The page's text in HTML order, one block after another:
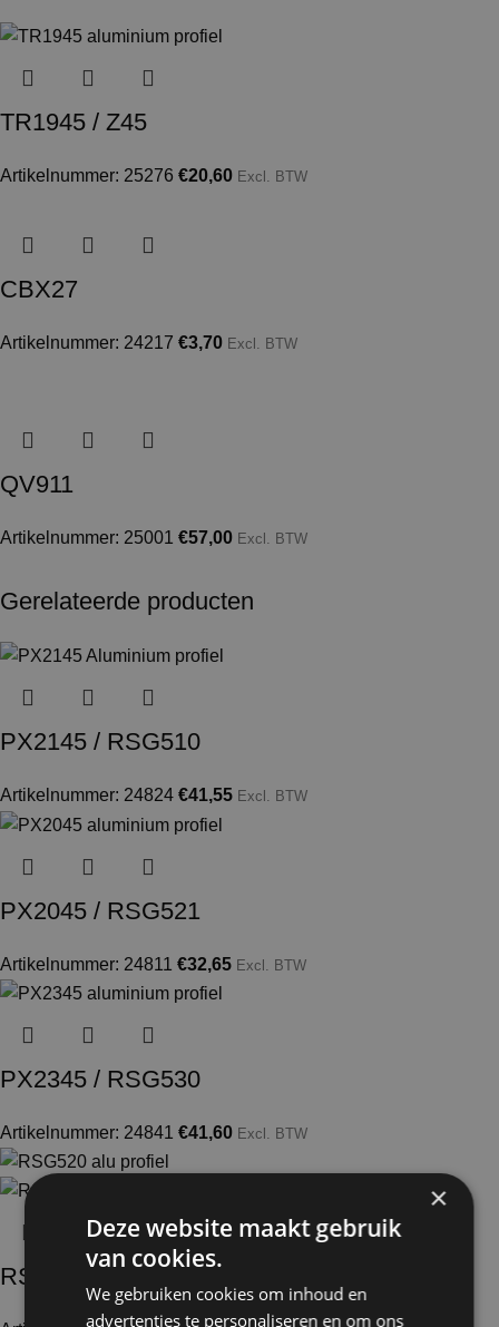
TR1945 / Z45
Artikelnummer: 25276 €20,60 Excl. BTW
CBX27
Artikelnummer: 24217 €3,70 Excl. BTW
QV911
Artikelnummer: 25001 €57,00 Excl. BTW
Gerelateerde producten
PX2145 / RSG510
Artikelnummer: 24824 €41,55 Excl. BTW
PX2045 / RSG521
Artikelnummer: 24811 €32,65 Excl. BTW
PX2345 / RSG530
Artikelnummer: 24841 €41,60 Excl. BTW
RSG520
×
Deze website maakt gebruik
van cookies.
We gebruiken cookies om inhoud en
advertenties te personaliseren en om ons